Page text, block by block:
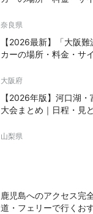
奈良県
【2026最新】「大阪
カーの場所・料金・サ
大阪府
【2026年版】河口湖
大会まとめ｜日程・見
山梨県
鹿児島へのアクセス完
道・フェリーで行くお